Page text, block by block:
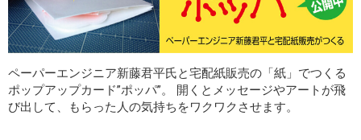
ペーパーエンジニア新藤君平氏と宅配紙販売の「紙」でつくる
ポップアップカード”ポッパ”。
開くとメッセージやアートが飛
び出して、もらった人の気持ちをワクワクさせます。